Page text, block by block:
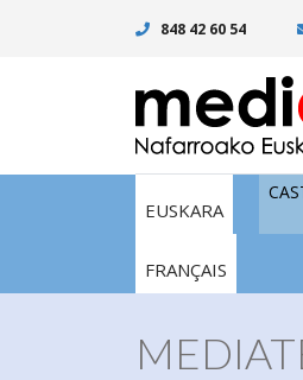
848 42 60 54
EUSKARA
FRANÇAIS